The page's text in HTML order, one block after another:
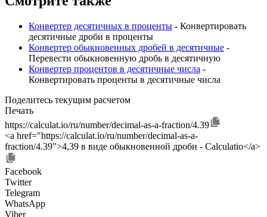
Конвертер десятичных в проценты - Конвертировать
десятичные дроби в проценты
Конвертер обыкновенных дробей в десятичные -
Перевести обыкновенную дробь в десятичную
Конвертер процентов в десятичные числа -
Конвертировать проценты в десятичные числа
Поделитесь текущим расчетом
Печать
https://calculat.io/ru/number/decimal-as-a-fraction/4.39
<a href="https://calculat.io/ru/number/decimal-as-a-
fraction/4.39">4,39 в виде обыкновенной дроби - Calculatio</a>
Facebook
Twitter
Telegram
WhatsApp
Viber